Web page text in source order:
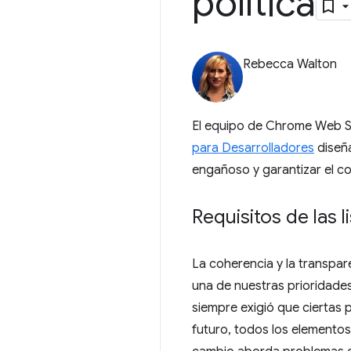
Rebecca Walton
El equipo de Chrome Web
para Desarrolladores
engañoso y garantizar el
Requisitos de las
La coherencia y la
una de nuestras
siempre exigió que ciertas
futuro, todos los